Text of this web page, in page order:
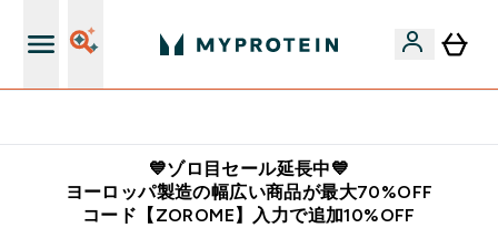
💙ゾロ目セール延長中💙
ヨーロッパ製造の幅広い商品が最大70%OFF
コード【ZOROME】入力で追加10%OFF